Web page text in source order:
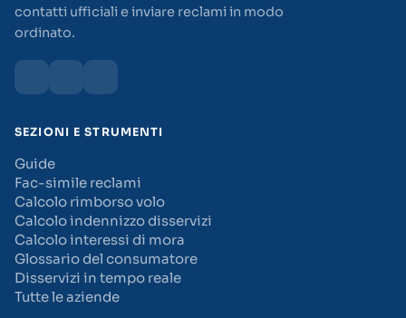
contatti ufficiali e inviare reclami in modo
ordinato.
SEZIONI E STRUMENTI
Guide
Fac-simile reclami
Calcolo rimborso volo
Calcolo indennizzo disservizi
Calcolo interessi di mora
Glossario del consumatore
Disservizi in tempo reale
Tutte le aziende